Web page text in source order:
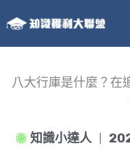
至
主
八大行庫是什麼？在
知識小達人